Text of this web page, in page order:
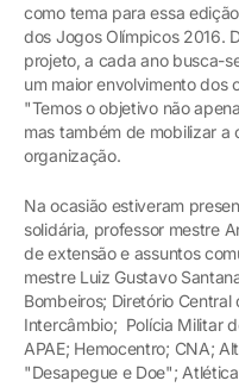
como tema para essa
dos Jogos Olímpicos 2016.
projeto, a cada ano busca-
um maior envolvimento dos
"Temos o objetivo não
mas também de mobilizar a
organização.
Na ocasião estiveram
solidária, professor mestre
de extensão e assuntos
mestre Luiz Gustavo
Bombeiros; Diretório
Intercâmbio; Polícia Militar
APAE; Hemocentro; CNA;
"Desapegue e Doe";